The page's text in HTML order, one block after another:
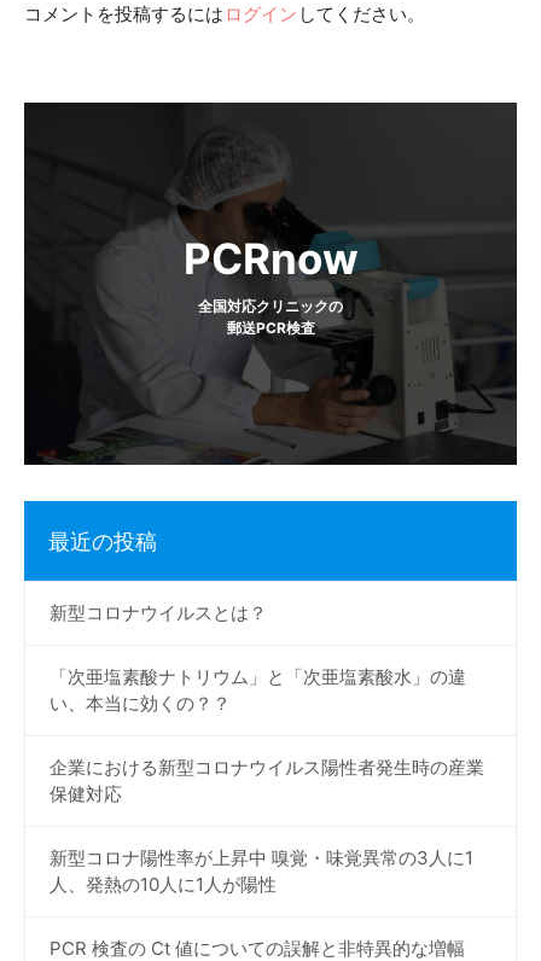
ビ
コメントを投稿するには ログイン してください。
PCRnow
全国対応クリニックの
郵送PCR検査
最近の投稿
新型コロナウイルスとは？
「次亜塩素酸ナトリウム」と「次亜塩素酸水」の違
い、本当に効くの？？
企業における新型コロナウイルス陽性者発生時の産業
保健対応
新型コロナ陽性率が上昇中 嗅覚・味覚異常の3人に1
人、発熱の10人に1人が陽性
PCR 検査の Ct 値についての誤解と非特異的な増幅